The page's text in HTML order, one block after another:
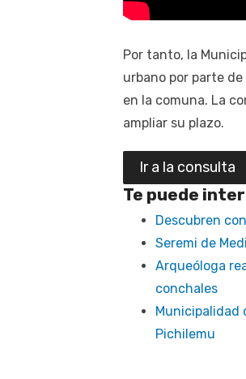
Por tanto, la
urbano por parte
en la comuna. La
ampliar su plazo.
Ir a la consulta
Te puede
Descubren
Seremi de
Arqueóloga
conchales
Municipalidad
Pichilemu